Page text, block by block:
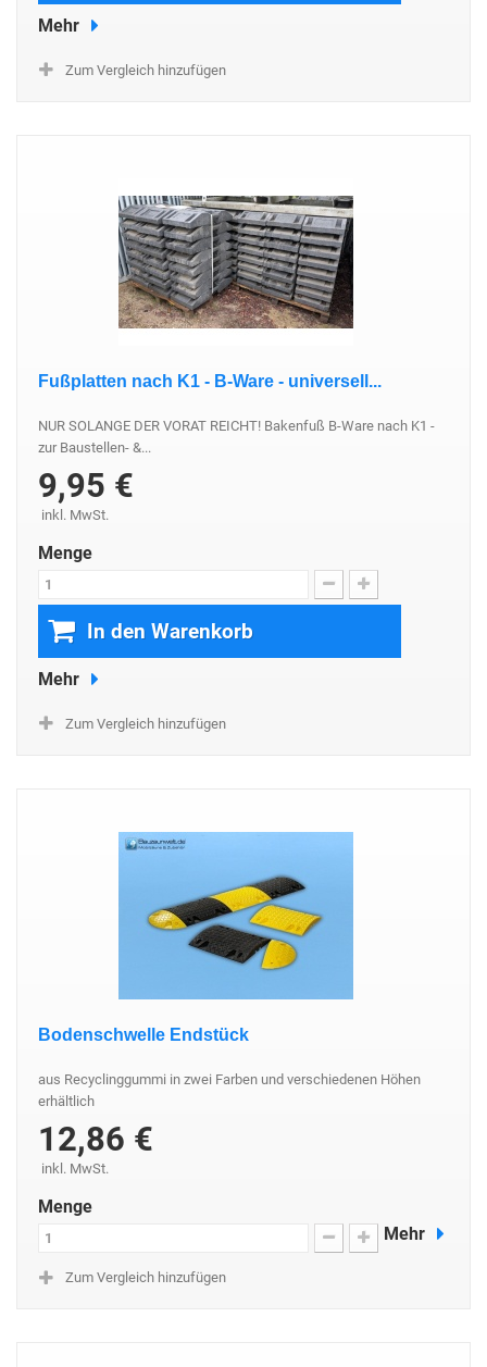
Mehr
Zum Vergleich hinzufügen
Fußplatten nach K1 - B-Ware - universell...
NUR SOLANGE DER VORAT REICHT! Bakenfuß B-Ware nach K1 -
zur Baustellen- &...
9,95 €
inkl. MwSt.
Menge
In den Warenkorb
Mehr
Zum Vergleich hinzufügen
Bodenschwelle Endstück
aus Recyclinggummi in zwei Farben und verschiedenen Höhen
erhältlich
12,86 €
inkl. MwSt.
Menge
Mehr
Zum Vergleich hinzufügen